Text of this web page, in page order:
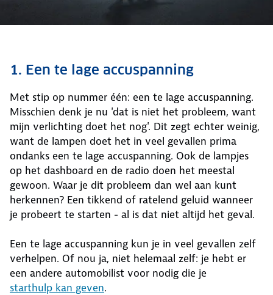
1. Een te lage accuspanning
Met stip op nummer één: een te lage accuspanning.
Misschien denk je nu 'dat is niet het probleem, want
mijn verlichting doet het nog'. Dit zegt echter weinig,
want de lampen doet het in veel gevallen prima
ondanks een te lage accuspanning. Ook de lampjes
op het dashboard en de radio doen het meestal
gewoon. Waar je dit probleem dan wel aan kunt
herkennen? Een tikkend of ratelend geluid wanneer
je probeert te starten - al is dat niet altijd het geval.
Een te lage accuspanning kun je in veel gevallen zelf
verhelpen. Of nou ja, niet helemaal zelf: je hebt er
een andere automobilist voor nodig die je
starthulp kan geven.